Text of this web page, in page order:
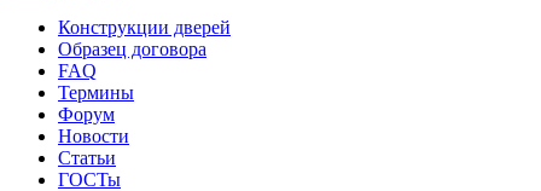
Конструкции дверей
Образец договора
FAQ
Термины
Форум
Новости
Статьи
ГОСТы